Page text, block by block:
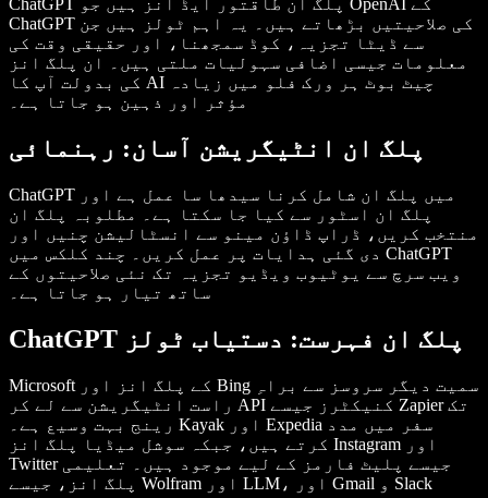
ChatGPT پلگ ان طاقتور ایڈ آنز ہیں جو OpenAI کے
ChatGPT کی صلاحیتیں بڑھاتے ہیں۔ یہ اہم ٹولز ہیں جن
سے ڈیٹا تجزیہ، کوڈ سمجھنا، اور حقیقی وقت کی
معلومات جیسی اضافی سہولیات ملتی ہیں۔ ان پلگ انز
کی بدولت آپ کا AI چیٹ بوٹ ہر ورک فلو میں زیادہ
مؤثر اور ذہین ہو جاتا ہے۔
پلگ ان انٹیگریشن آسان: رہنمائی
ChatGPT میں پلگ ان شامل کرنا سیدھا سا عمل ہے اور
پلگ ان اسٹور سے کیا جا سکتا ہے۔ مطلوبہ پلگ ان
منتخب کریں، ڈراپ ڈاؤن مینو سے انسٹالیشن چنیں اور
دی گئی ہدایات پر عمل کریں۔ چند کلکس میں ChatGPT
ویب سرچ سے یوٹیوب ویڈیو تجزیہ تک نئی صلاحیتوں کے
ساتھ تیار ہو جاتا ہے۔
ChatGPT پلگ ان فہرست: دستیاب ٹولز
Microsoft کے پلگ انز اور Bing سمیت دیگر سروسز سے براہِ
راست انٹیگریشن سے لے کر API کنیکٹرز جیسے Zapier تک
رینج بہت وسیع ہے۔ Kayak اور Expedia سفر میں مدد
کرتے ہیں، جبکہ سوشل میڈیا پلگ انز Instagram اور
Twitter جیسے پلیٹ فارمز کے لیے موجود ہیں۔ تعلیمی
پلگ انز، جیسے Wolfram اور LLM، اور Gmail و Slack